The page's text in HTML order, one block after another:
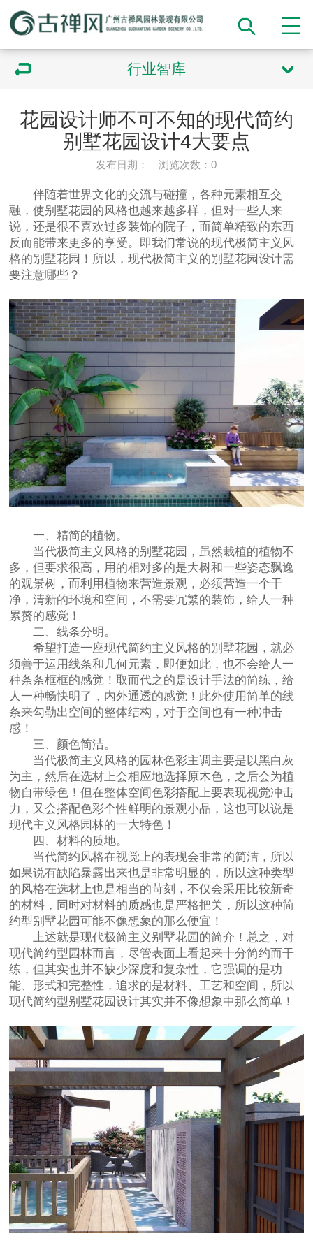
行业智库
花园设计师不可不知的现代简约
别墅花园设计4大要点
发布日期： 浏览次数：0
伴随着世界文化的交流与碰撞，各种元素相互交
融，使别墅花园的风格也越来越多样，但对一些人来
说，还是很不喜欢过多装饰的院子，而简单精致的东西
反而能带来更多的享受。即我们常说的现代极简主义风
格的别墅花园！所以，现代极简主义的别墅花园设计需
要注意哪些？
一、精简的植物。
当代极简主义风格的别墅花园，虽然栽植的植物不
多，但要求很高，用的相对多的是大树和一些姿态飘逸
的观景树，而利用植物来营造景观，必须营造一个干
净，清新的环境和空间，不需要冗繁的装饰，给人一种
累赘的感觉！
二、线条分明。
希望打造一座现代简约主义风格的别墅花园，就必
须善于运用线条和几何元素，即便如此，也不会给人一
种条条框框的感觉！取而代之的是设计手法的简练，给
人一种畅快明了，内外通透的感觉！此外使用简单的线
条来勾勒出空间的整体结构，对于空间也有一种冲击
感！
三、颜色简洁。
当代极简主义风格的园林色彩主调主要是以黑白灰
为主，然后在选材上会相应地选择原木色，之后会为植
物自带绿色！但在整体空间色彩搭配上要表现视觉冲击
力，又会搭配色彩个性鲜明的景观小品，这也可以说是
现代主义风格园林的一大特色！
四、材料的质地。
当代简约风格在视觉上的表现会非常的简洁，所以
如果说有缺陷暴露出来也是非常明显的，所以这种类型
的风格在选材上也是相当的苛刻，不仅会采用比较新奇
的材料，同时对材料的质感也是严格把关，所以这种简
约型别墅花园可能不像想象的那么便宜！
上述就是现代极简主义别墅花园的简介！总之，对
现代简约型园林而言，尽管表面上看起来十分简约而干
练，但其实也并不缺少深度和复杂性，它强调的是功
能、形式和完整性，追求的是材料、工艺和空间，所以
现代简约型别墅花园设计其实并不像想象中那么简单！